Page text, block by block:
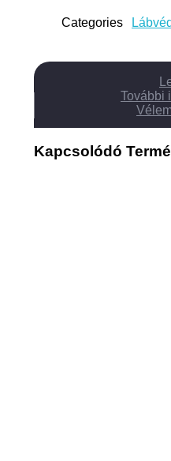
Categories
További
Kapcsolódó